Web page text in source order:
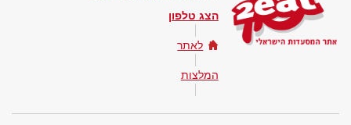
הצג טלפון
לאתר
המלצות